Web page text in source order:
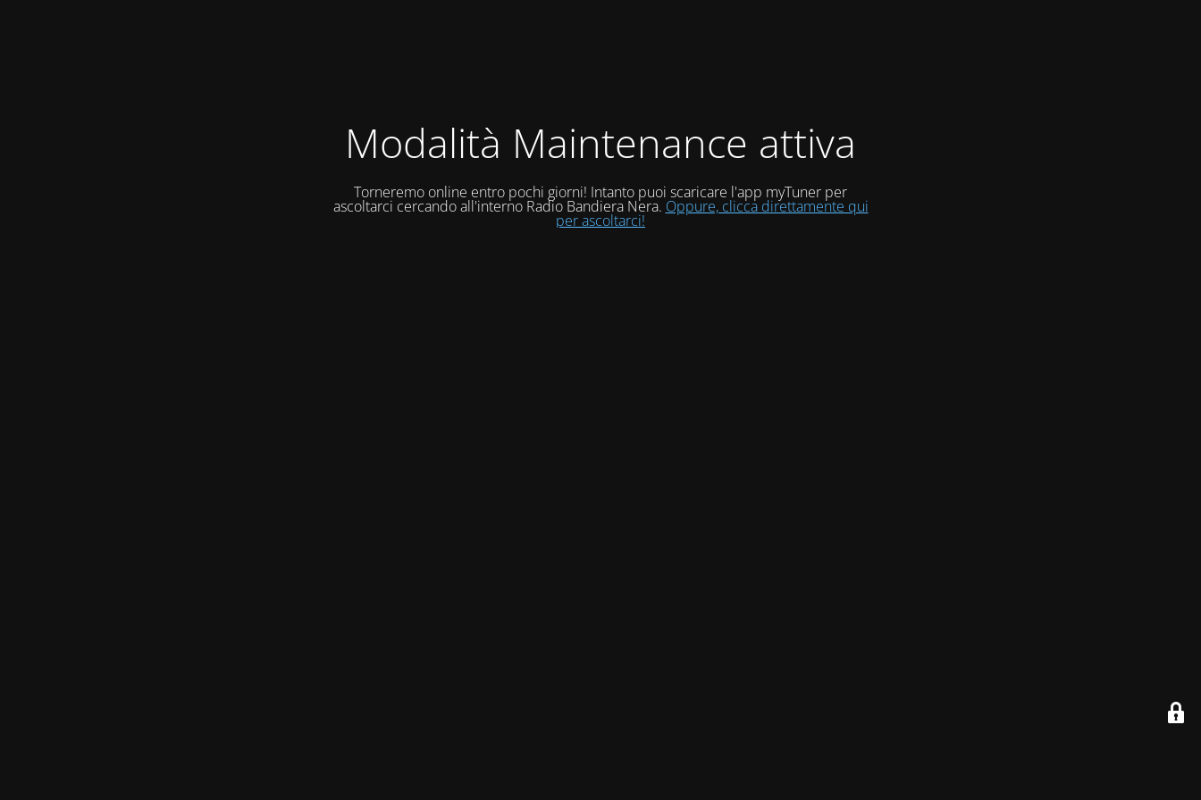
Modalità Maintenance attiva
Torneremo online entro pochi giorni! Intanto puoi scaricare l'app myTuner per
ascoltarci cercando all'interno Radio Bandiera Nera. Oppure, clicca direttamente qui
per ascoltarci!